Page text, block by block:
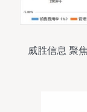
威胜信息 聚